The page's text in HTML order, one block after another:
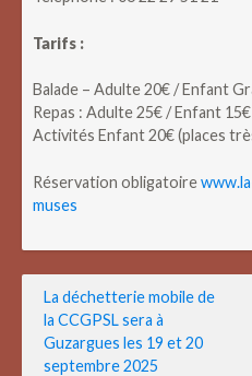
Tarifs :
Balade – Adulte 20€ / Enfant
Repas : Adulte 25€ / Enfant 15€
Activités Enfant 20€ (places
Réservation obligatoire
muses
Navigation
de
l’article
La déchetterie mobile de
la CCGPSL sera à
Guzargues les 19 et 20
septembre 2025